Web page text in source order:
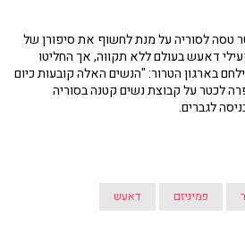
אפרת לכטר טסה לסוריה על מנת לחשוף את סיפורן של
דאעש בעולם ללא תקווה, אך החליטו
בארגון הטרור: "הנשים האלה קובעות כיום
לכטר על קבוצת נשים קטנה בסוריה
לגברים.
פמיניזם דאעש